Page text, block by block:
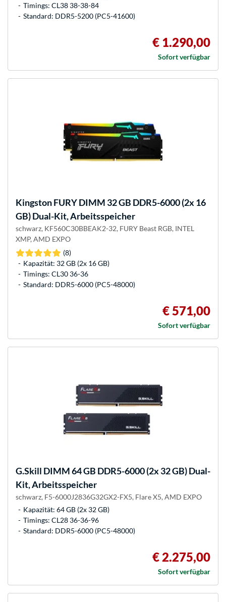
Timings: CL38 38-38-84
Standard: DDR5-5200 (PC5-41600)
€ 1.290,00
Sofort verfügbar
Kingston FURYDIMM 32 GB DDR5-6000 (2x 16
GB) Dual-Kit, Arbeitsspeicher
schwarz, KF560C30BBEAK2-32, FURY Beast RGB, INTEL
XMP, AMD EXPO
(8)
Kapazität: 32 GB (2x 16 GB)
Timings: CL30 36-36
Standard: DDR5-6000 (PC5-48000)
€ 571,00
Sofort verfügbar
G.Skill DIMM 64 GB DDR5-6000 (2x 32 GB) Dual-
Kit, Arbeitsspeicher
schwarz, F5-6000J2836G32GX2-FX5, Flare X5, AMD EXPO
Kapazität: 64 GB (2x 32 GB)
Timings: CL28 36-36-96
Standard: DDR5-6000 (PC5-48000)
€ 2.275,00
Sofort verfügbar